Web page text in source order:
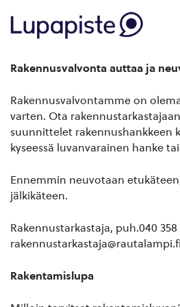
Rakennusvalvonta auttaa ja
Rakennusvalvontamme on
varten. Ota
suunnittelet rakennushankkeen
kyseessä luvanvarainen hanke
Ennemmin neuvotaan
jälkikäteen.
Rakennustarkastaja, puh.040 358
rakennustarkastaja@rautalampi.fi
Rakentamislupa